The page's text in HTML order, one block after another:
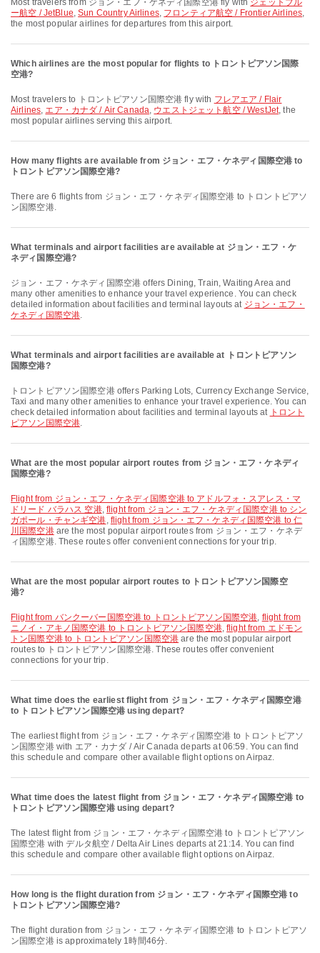
Most travelers from ジョン・エフ・ケネディ国際空港 fly with ジェットブル
ー航空 / JetBlue,Sun Country Airlines, フロンティア航空 / Frontier Airlines,
the most popular airlines for departures from this airport.
Which airlines are the most popular for flights to トロントピアソン国際
空港?
Most travelers to トロントピアソン国際空港 fly with フレアエア / Flair
Airlines, エア・カナダ / Air Canada, ウエストジェット航空 / WestJet, the
most popular airlines serving this airport.
How many flights are available from ジョン・エフ・ケネディ国際空港 to
トロントピアソン国際空港?
There are 6 flights from ジョン・エフ・ケネディ国際空港 to トロントピアソ
ン国際空港.
What terminals and airport facilities are available at ジョン・エフ・ケ
ネディ国際空港?
ジョン・エフ・ケネディ国際空港 offers Dining, Train, Waiting Area and
many other amenities to enhance your travel experience. You can check
detailed information about facilities and terminal layouts at ジョン・エフ・
ケネディ国際空港.
What terminals and airport facilities are available at トロントピアソン
国際空港?
トロントピアソン国際空港 offers Parking Lots, Currency Exchange Service,
Taxi and many other amenities to enhance your travel experience. You can
check detailed information about facilities and terminal layouts at トロント
ピアソン国際空港.
What are the most popular airport routes from ジョン・エフ・ケネディ
国際空港?
flight from ジョン・エフ・ケネディ国際空港 to アドルフォ・スアレス・マ
ドリード バラハス 空港, flight from ジョン・エフ・ケネディ国際空港 to シン
ガポール・チャンギ空港, flight from ジョン・エフ・ケネディ国際空港 to 仁
川国際空港are the most popular airport routes from ジョン・エフ・ケネデ
ィ国際空港. These routes offer convenient connections for your trip.
What are the most popular airport routes to トロントピアソン国際空
港?
flight from バンクーバー国際空港 to トロントピアソン国際空港, flight from
ニノイ・アキノ国際空港 to トロントピアソン国際空港,flight from エドモン
トン国際空港 to トロントピアソン国際空港 are the most popular airport
routes to トロントピアソン国際空港. These routes offer convenient
connections for your trip.
What time does the earliest flight from ジョン・エフ・ケネディ国際空港
to トロントピアソン国際空港 using depart?
The earliest flight from ジョン・エフ・ケネディ国際空港 to トロントピアソ
ン国際空港 with エア・カナダ / Air Canada departs at 06:59. You can find
this schedule and compare other available flight options on Airpaz.
What time does the latest flight from ジョン・エフ・ケネディ国際空港 to
トロントピアソン国際空港 using depart?
The latest flight from ジョン・エフ・ケネディ国際空港 to トロントピアソン
国際空港 with デルタ航空 / Delta Air Lines departs at 21:14. You can find
this schedule and compare other available flight options on Airpaz.
How long is the flight duration from ジョン・エフ・ケネディ国際空港 to
トロントピアソン国際空港?
The flight duration from ジョン・エフ・ケネディ国際空港 to トロントピアソ
ン国際空港 is approximately 1時間46分.